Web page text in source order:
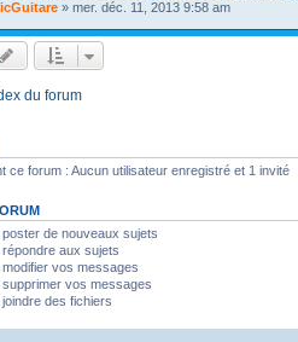
» mer. déc. 11, 2013 9:58 am
du forum
ce forum : Aucun utilisateur enregistré et 1 invité
poster de nouveaux sujets
répondre aux sujets
modifier vos messages
supprimer vos messages
joindre des fichiers